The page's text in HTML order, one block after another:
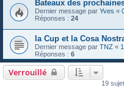
Bateaux des
Dernier message par Yves «
Réponses : 24
la Cup et la Cosa
Dernier message par TNZ «
Réponses : 6
Verrouillé
19